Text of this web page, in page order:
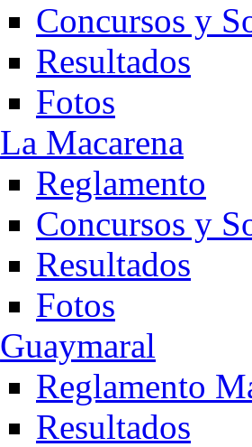
Concursos y
Resultados
Fotos
La Macarena
Reglamento
Concursos y
Resultados
Fotos
Guaymaral
Reglamento
Resultados